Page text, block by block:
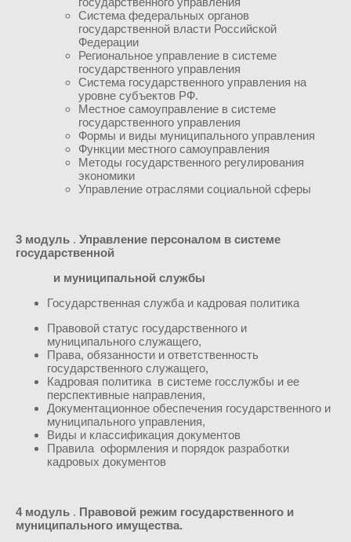
Cистема федеральных органов
государственной власти Российской
Федерации
Региональное управление в системе
государственного управления
Система государственного управления на
уровне субъектов РФ.
Местное самоуправление в системе
государственного управления
Формы и виды муниципального управления
Функции местного самоуправления
Методы государственного регулирования
экономики
Управление отраслями социальной сферы
3 модуль . Управление персоналом в системе
государственной
и муниципальной службы
Государственная служба и кадровая политика
Правовой статус государственного и
муниципального служащего,
Права, обязанности и ответственность
государственного служащего,
Кадровая политика в системе госслужбы и ее
перспективные направления,
Документационное обеспечения государственного и
муниципального управления,
Виды и классификация документов
Правила оформления и порядок разработки
кадровых документов
4 модуль . Правовой режим государственного и
муниципального имущества.